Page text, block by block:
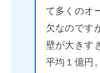
て多くのオ
欠なのです
壁が大きす
平均１億円